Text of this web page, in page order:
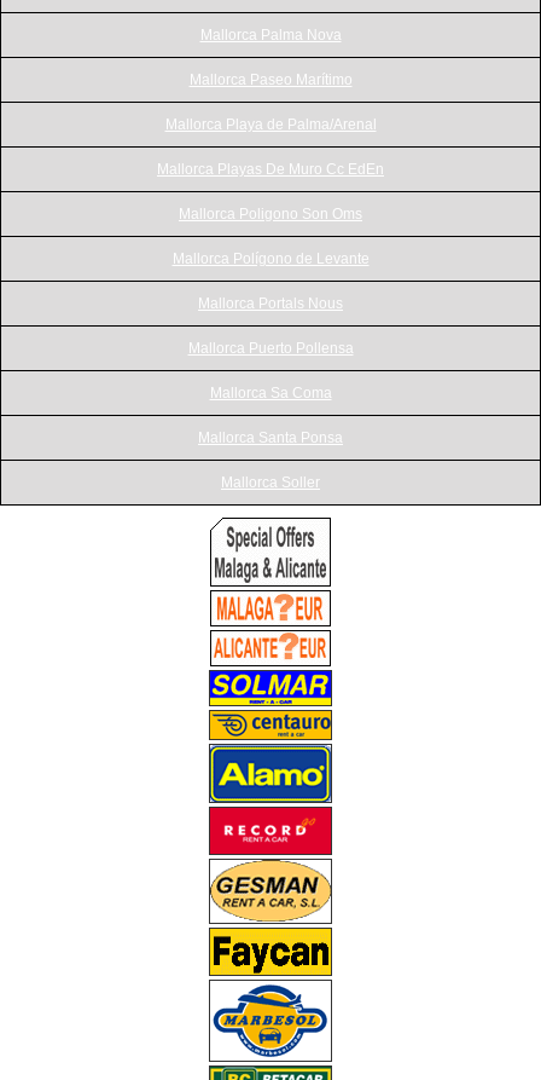
Mallorca Palma Nova
Mallorca Paseo Marítimo
Mallorca Playa de Palma/Arenal
Mallorca Playas De Muro Cc EdEn
Mallorca Poligono Son Oms
Mallorca Polígono de Levante
Mallorca Portals Nous
Mallorca Puerto Pollensa
Mallorca Sa Coma
Mallorca Santa Ponsa
Mallorca Soller